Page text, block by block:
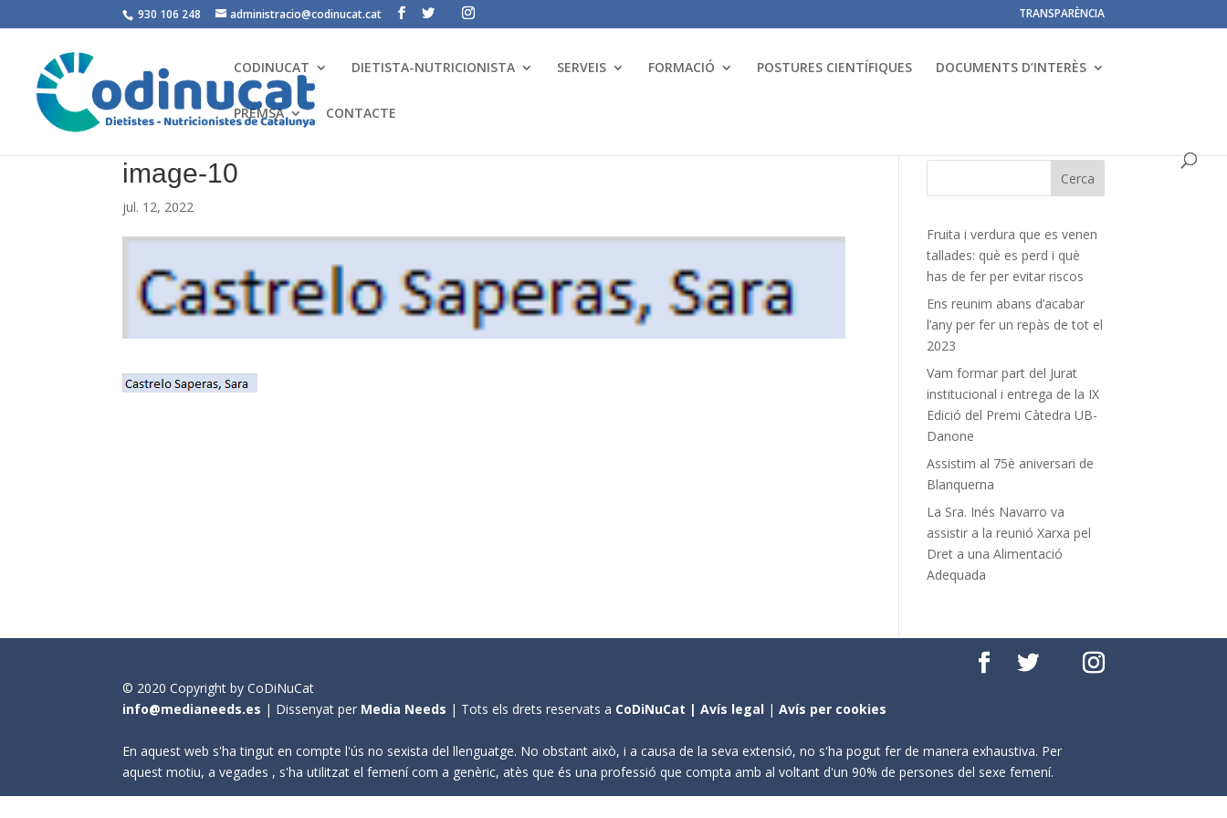
930 106 248 administracio@codinucat.cat TRANSPARÈNCIA
CODINUCAT DIETISTA-NUTRICIONISTA SERVEIS FORMACIÓ POSTURES CIENTÍFIQUES DOCUMENTS D’INTERÈS
PREMSA CONTACTE
image-10
jul. 12, 2022
Fruita i verdura que es venen
tallades: què es perd i què
has de fer per evitar riscos
Ens reunim abans d’acabar
l’any per fer un repàs de tot el
2023
Vam formar part del Jurat
institucional i entrega de la IX
Edició del Premi Càtedra UB-
Danone
Assistim al 75è aniversari de
Blanquerna
La Sra. Inés Navarro va
assistir a la reunió Xarxa pel
Dret a una Alimentació
Adequada
© 2020 Copyright by CoDiNuCat
info@medianeeds.es | Dissenyat per Media Needs | Tots els drets reservats a CoDiNuCat |Avís legal |Avís per cookies
En aquest web s'ha tingut en compte l'ús no sexista del llenguatge. No obstant això, i a causa de la seva extensió, no s'ha pogut fer de manera exhaustiva. Per
aquest motiu, a vegades , s'ha utilitzat el femení com a genèric, atès que és una professió que compta amb al voltant d'un 90% de persones del sexe femení.